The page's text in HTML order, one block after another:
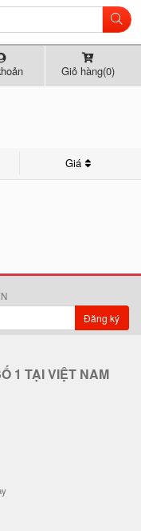
Giỏ hàng(0)
Giá
Đăng ký
1 TẠI VIỆT NAM